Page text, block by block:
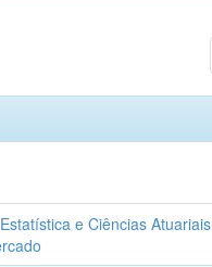
e Ciências Atuariais